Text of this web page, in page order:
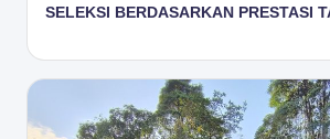
SELEKSI BERDASARKAN PRESTASI